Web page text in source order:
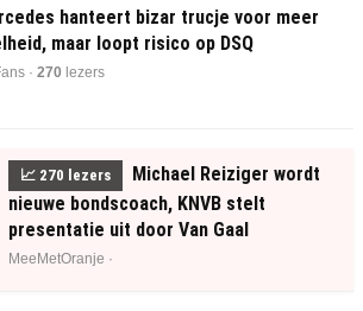
hanteert bizar trucje voor meer
maar loopt risico op DSQ
· 271 lezers
📈 270 lezers
Michael Reiziger wordt
nieuwe bondscoach, KNVB stelt
presentatie uit door Van Gaal
MeeMetOranje ·